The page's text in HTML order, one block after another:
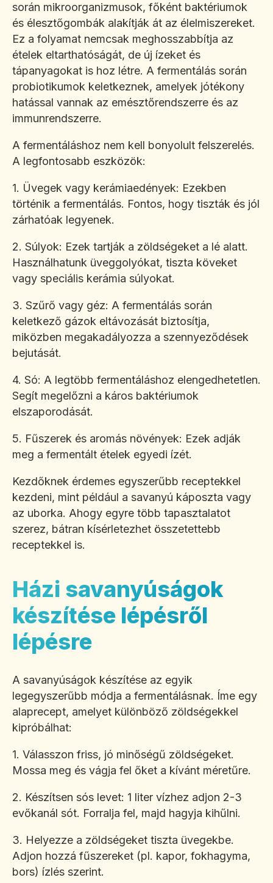
során mikroorganizmusok, főként baktériumok
és élesztőgombák alakítják át az élelmiszereket.
Ez a folyamat nemcsak meghosszabbítja az
ételek eltarthatóságát, de új ízeket és
tápanyagokat is hoz létre. A fermentálás során
probiotikumok keletkeznek, amelyek jótékony
hatással vannak az emésztőrendszerre és az
immunrendszerre.
A fermentáláshoz nem kell bonyolult felszerelés.
A legfontosabb eszközök:
1. Üvegek vagy kerámiaedények: Ezekben
történik a fermentálás. Fontos, hogy tiszták és jól
zárhatóak legyenek.
2. Súlyok: Ezek tartják a zöldségeket a lé alatt.
Használhatunk üveggolyókat, tiszta köveket
vagy speciális kerámia súlyokat.
3. Szűrő vagy géz: A fermentálás során
keletkező gázok eltávozását biztosítja,
miközben megakadályozza a szennyeződések
bejutását.
4. Só: A legtöbb fermentáláshoz elengedhetetlen.
Segít megelőzni a káros baktériumok
elszaporodását.
5. Fűszerek és aromás növények: Ezek adják
meg a fermentált ételek egyedi ízét.
Kezdőknek érdemes egyszerűbb receptekkel
kezdeni, mint például a savanyú káposzta vagy
az uborka. Ahogy egyre több tapasztalatot
szerez, bátran kísérletezhet összetettebb
receptekkel is.
Házi savanyúságok
készítése lépésről
lépésre
A savanyúságok készítése az egyik
legegyszerűbb módja a fermentálásnak. Íme egy
alaprecept, amelyet különböző zöldségekkel
kipróbálhat:
1. Válasszon friss, jó minőségű zöldségeket.
Mossa meg és vágja fel őket a kívánt méretűre.
2. Készítsen sós levet: 1 liter vízhez adjon 2-3
evőkanál sót. Forralja fel, majd hagyja kihűlni.
3. Helyezze a zöldségeket tiszta üvegekbe.
Adjon hozzá fűszereket (pl. kapor, fokhagyma,
bors) ízlés szerint.